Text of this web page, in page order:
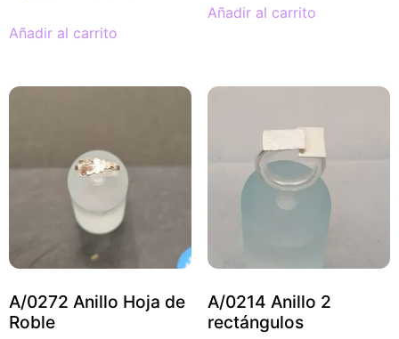
Añadir al carrito
Añadir al carrito
A/0272 Anillo Hoja de
Roble
A/0214 Anillo 2
rectángulos